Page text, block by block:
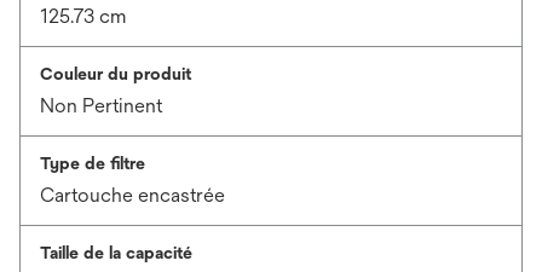
125.73 cm
Couleur du produit
Non Pertinent
Type de filtre
Cartouche encastrée
Taille de la capacité